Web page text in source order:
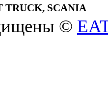
TRUCK, SCANIA
©